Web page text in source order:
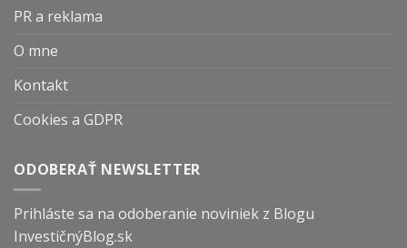
PR a reklama
O mne
Kontakt
Cookies a GDPR
ODOBERAŤ NEWSLETTER
Prihláste sa na odoberanie noviniek z Blogu
InvestičnýBlog.sk